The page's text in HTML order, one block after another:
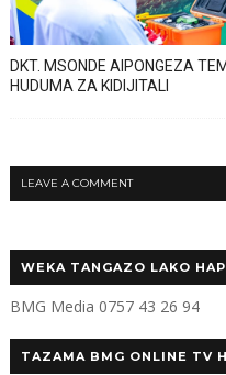
DKT. MSONDE AIPONGEZA
HUDUMA ZA KIDIJITALI
LEAVE A COMMENT
WEKA TANGAZO LAKO
BMG Media 0757 43 26 94
TAZAMA BMG ONLINE TV